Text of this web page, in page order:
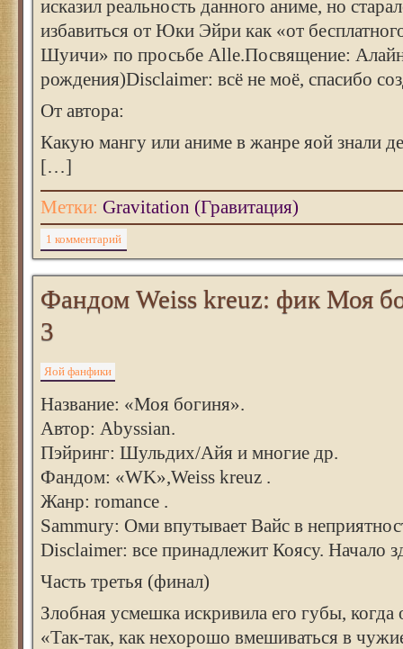
исказил реальность данного аниме, но
избавиться от Юки Эйри как «от
Шуичи» по просьбе Alle.Посвящение:
рождения)Disclaimer: всё не моё, спасибо
От автора:
Какую мангу или аниме в жанре яой знали
[…]
Метки: Gravitation (Гравитация)
1 комментарий
Фандом Weiss kreuz: фик Моя
3
Яой фанфики
Название: «Моя богиня».
Автор: Abyssian.
Пэйринг: Шульдих/Айя и многие др.
Фандом: «WK»,Weiss kreuz .
Жанр: romance .
Sammury: Оми впутывает Вайс в
Disclaimer: все принадлежит Коясу. Начало
Часть третья (финал)
Злобная усмешка искривила его губы, когда
«Так-так, как нехорошо вмешиваться в